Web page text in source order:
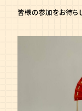
皆様の参加をお待ち